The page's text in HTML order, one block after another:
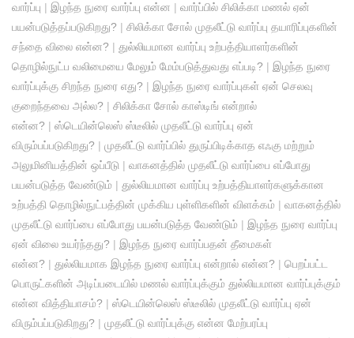
வார்ப்பு | இழந்த நுரை வார்ப்பு என்ன | வார்ப்பில் சிலிக்கா மணல் ஏன்
பயன்படுத்தப்படுகிறது? | சிலிக்கா சோல் முதலீட்டு வார்ப்பு தயாரிப்புகளின்
சந்தை விலை என்ன? | துல்லியமான வார்ப்பு உற்பத்தியாளர்களின்
தொழில்நுட்ப வலிமையை மேலும் மேம்படுத்துவது எப்படி? | இழந்த நுரை
வார்ப்புக்கு சிறந்த நுரை எது? | இழந்த நுரை வார்ப்புகள் ஏன் செலவு
குறைந்தவை அல்ல? | சிலிக்கா சோல் காஸ்டிங் என்றால்
என்ன? | ஸ்டெயின்லெஸ் ஸ்டீலில் முதலீட்டு வார்ப்பு ஏன்
விரும்பப்படுகிறது? | முதலீட்டு வார்ப்பில் துருப்பிடிக்காத எஃகு மற்றும்
அலுமினியத்தின் ஒப்பீடு | வாகனத்தில் முதலீட்டு வார்ப்பை எப்போது
பயன்படுத்த வேண்டும் | துல்லியமான வார்ப்பு உற்பத்தியாளர்களுக்கான
உற்பத்தி தொழில்நுட்பத்தின் முக்கிய புள்ளிகளின் விளக்கம் | வாகனத்தில்
முதலீட்டு வார்ப்பை எப்போது பயன்படுத்த வேண்டும் | இழந்த நுரை வார்ப்பு
ஏன் விலை உயர்ந்தது? | இழந்த நுரை வார்ப்பதன் தீமைகள்
என்ன? | துல்லியமாக இழந்த நுரை வார்ப்பு என்றால் என்ன? | பெறப்பட்ட
பொருட்களின் அடிப்படையில் மணல் வார்ப்புக்கும் துல்லியமான வார்ப்புக்கும்
என்ன வித்தியாசம்? | ஸ்டெயின்லெஸ் ஸ்டீலில் முதலீட்டு வார்ப்பு ஏன்
விரும்பப்படுகிறது? | முதலீட்டு வார்ப்புக்கு என்ன மேற்பரப்பு